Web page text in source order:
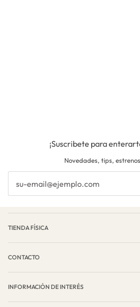
¡Suscribete para
Novedades, tips,
TIENDA FÍSICA
CONTACTO
INFORMACIÓN DE INTERÉS